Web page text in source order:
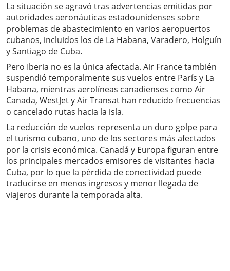
La situación se agravó tras advertencias emitidas por
autoridades aeronáuticas estadounidenses sobre
problemas de abastecimiento en varios aeropuertos
cubanos, incluidos los de La Habana, Varadero, Holguín
y Santiago de Cuba.
Pero Iberia no es la única afectada. Air France también
suspendió temporalmente sus vuelos entre París y La
Habana, mientras aerolíneas canadienses como Air
Canada, WestJet y Air Transat han reducido frecuencias
o cancelado rutas hacia la isla.
La reducción de vuelos representa un duro golpe para
el turismo cubano, uno de los sectores más afectados
por la crisis económica. Canadá y Europa figuran entre
los principales mercados emisores de visitantes hacia
Cuba, por lo que la pérdida de conectividad puede
traducirse en menos ingresos y menor llegada de
viajeros durante la temporada alta.